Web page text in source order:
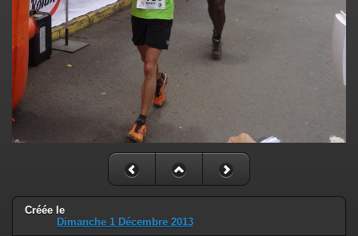
Créée le
Dimanche 1 Décembre 2013